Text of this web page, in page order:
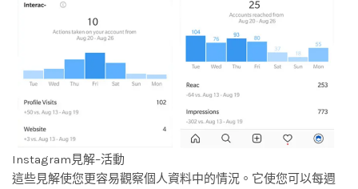
Instagram見解–活動
這些見解使您更容易觀察個人資料中的情況。它使您可以每週